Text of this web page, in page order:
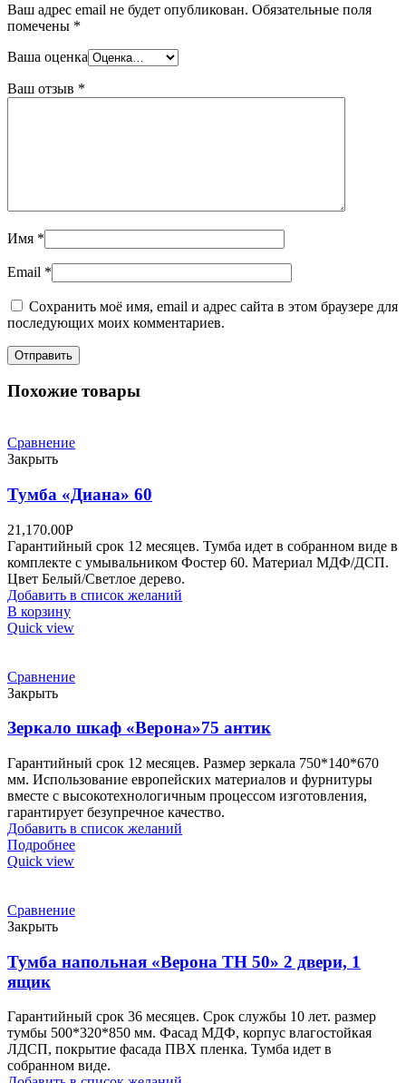
Ваш адрес email не будет опубликован. Обязательные поля
помечены *
Ваша оценка
Ваш отзыв *
Имя *
Email *
Сохранить моё имя, email и адрес сайта в этом браузере для
последующих моих комментариев.
Похожие товары
Сравнение
Закрыть
Тумба «Диана» 60
21,170.00Р
Гарантийный срок 12 месяцев. Тумба идет в собранном виде в
комплекте с умывальником Фостер 60. Материал МДФ/ДСП.
Цвет Белый/Светлое дерево.
Добавить в список желаний
В корзину
Quick view
Сравнение
Закрыть
Зеркало шкаф «Верона»75 антик
Гарантийный срок 12 месяцев. Размер зеркала 750*140*670
мм. Использование европейских материалов и фурнитуры
вместе с высокотехнологичным процессом изготовления,
гарантирует безупречное качество.
Добавить в список желаний
Подробнее
Quick view
Сравнение
Закрыть
Тумба напольная «Верона ТН 50» 2 двери, 1
ящик
Гарантийный срок 36 месяцев. Срок службы 10 лет. размер
тумбы 500*320*850 мм. Фасад МДФ, корпус влагостойкая
ЛДСП, покрытие фасада ПВХ пленка. Тумба идет в
собранном виде.